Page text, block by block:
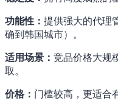
功能性： 提供强大的代理
确到韩国城市）。
适用场景： 竞品价格大规
取。
价格： 门槛较高，更适合